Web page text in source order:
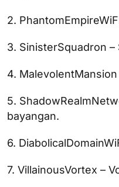
2.
3. SinisterSquadron –
4.
5.
bayangan.
6.
7. VillainousVortex –